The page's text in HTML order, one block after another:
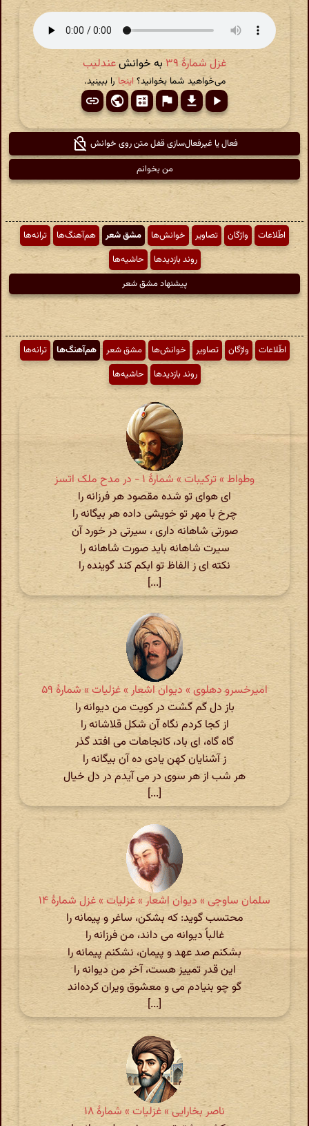
غزل شمارهٔ ۳۹ به خوانشعندلیب
می‌خواهید شما بخوانید؟اینجارا ببینید.
فعال یا غیرفعال‌سازی قفل متن روی خوانش
من بخوانم
اطّلاعات واژگان تصاویر خوانش‌ها مشق شعر هم‌آهنگ‌ها
ترانه‌ها
روند بازدیدها
حاشیه‌ها
پیشنهاد مشق شعر
اطّلاعات واژگان تصاویر خوانش‌ها مشق شعر هم‌آهنگ‌ها
ترانه‌ها
روند بازدیدها
حاشیه‌ها
وطواط » ترکیبات » شمارهٔ ۱ - در مدح ملک اتسز
ای هوای تو شده مقصود هر فرزانه را
چرخ با مهر تو خویشی داده هر بیگانه را
صورتی شاهانه داری ، سیرتی در خورد آن
سیرت شاهانه باید صورت شاهانه را
نکته ای ز الفاظ تو ابکم کند گوینده را
[...]
امیرخسرو دهلوی » دیوان اشعار » غزلیات » شمارهٔ ۵۹
باز دل گم گشت در کویت من دیوانه را
از کجا کردم نگاه آن شکل قلاشانه را
گاه گاه، ای باد، کانجاهات می افتد گذر
ز آشنایان کهن یادی ده آن بیگانه را
هر شب از هر سوی در می آیدم در دل خیال
[...]
سلمان ساوجی » دیوان اشعار » غزلیات » غزل شمارهٔ ۱۴
محتسب گوید: که بشکن، ساغر و پیمانه را
غالباً دیوانه می داند، من فرزانه را
بشکنم صد عهد و پیمان، نشکنم پیمانه را
این قدر تمییز هست، آخر من دیوانه را
گو چو بنیادم می و معشوق ویران کرده‌اند
[...]
ناصر بخارایی » غزلیات » شمارهٔ ۱۸